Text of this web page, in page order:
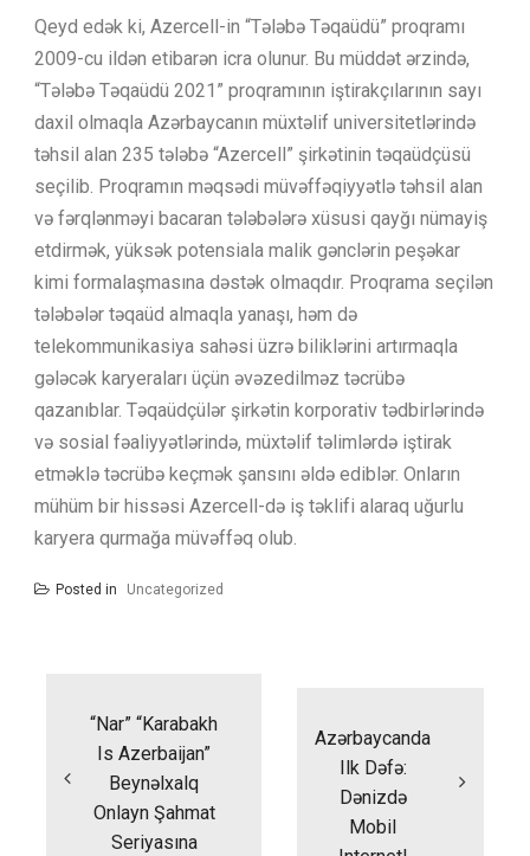
Qeyd edək ki, Azercell-in “Tələbə Təqaüdü” proqramı
2009-cu ildən etibarən icra olunur. Bu müddət ərzində,
“Tələbə Təqaüdü 2021” proqramının iştirakçılarının sayı
daxil olmaqla Azərbaycanın müxtəlif universitetlərində
təhsil alan 235 tələbə “Azercell” şirkətinin təqaüdçüsü
seçilib. Proqramın məqsədi müvəffəqiyyətlə təhsil alan
və fərqlənməyi bacaran tələbələrə xüsusi qayğı nümayiş
etdirmək, yüksək potensiala malik gənclərin peşəkar
kimi formalaşmasına dəstək olmaqdır. Proqrama seçilən
tələbələr təqaüd almaqla yanaşı, həm də
telekommunikasiya sahəsi üzrə biliklərini artırmaqla
gələcək karyeraları üçün əvəzedilməz təcrübə
qazanıblar. Təqaüdçülər şirkətin korporativ tədbirlərində
və sosial fəaliyyətlərində, müxtəlif təlimlərdə iştirak
etməklə təcrübə keçmək şansını əldə ediblər. Onların
mühüm bir hissəsi Azercell-də iş təklifi alaraq uğurlu
karyera qurmağa müvəffəq olub.
Posted in Uncategorized
“Nar” “Karabakh
Is Azerbaijan”
Beynəlxalq
Onlayn Şahmat
Seriyasına
Azərbaycanda
Ilk Dəfə:
Dənizdə
Mobil